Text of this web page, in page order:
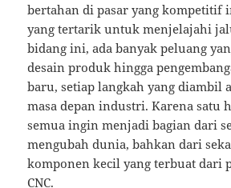
bertahan di pasar yang kompetitif
yang tertarik untuk menjelajahi
bidang ini, ada banyak peluang
desain produk hingga
baru, setiap langkah yang diambil
masa depan industri. Karena satu
semua ingin menjadi bagian dari
mengubah dunia, bahkan dari
komponen kecil yang terbuat dari
CNC.